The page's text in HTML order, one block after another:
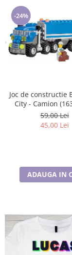
-24%
Joc de constructie
City - Camion
59,00 Lei
45,00 Lei
ADAUGA IN